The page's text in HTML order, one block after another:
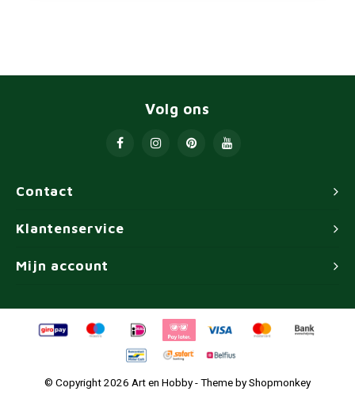
Contact
Volg ons
Klantenservice
Mijn account
© Copyright 2026 Art en Hobby - Theme byShopmonkey